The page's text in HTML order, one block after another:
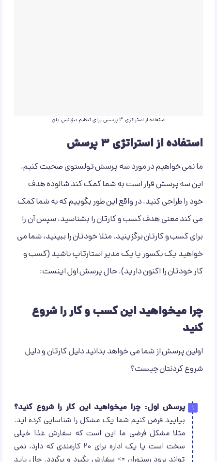
استفاده از استراتژی 3 پرسش برای تنظیم بیزینس پلن
استفاده از استراتژی 3 پرسش
ما نمی خواهیم در مورد سه پرسش تولستوی صحبت کنیم،
این سه پرسش قرار است به شما کمک کند شالوده هدف
خود را طراحی کنید، در واقع این طور بگوییم که به شما کمک
می کند معنی هدف کسب و کارتان را بشناسید، سپس آن را
برای کسب و کارتان برگزینید. مثلا خودتان را ببینید، شما می
خواهید یک بکسور یا یک مدیر استارتاپ باشید (کسب و
کار خودتان را اکنون دارید). حال پرسش اول اینست:
چرا میخواهید این کسب و کار را شروع
کنید
اولین پرسش از شما می خواهد بدانید دلیل کارتان و دلیل
شروع کردنتان چیست؟
پرسش اول: چرا میخواهید این کار را شروع کنید؟
بیایید فرض کنیم شما یک مشکل را شناسایی کرده اید.
مثلا مشکل فرضی ما این است که سفارش غذا خیلی
سخت است یا یک اداره برای 20 کارمندی که دارد، نمی